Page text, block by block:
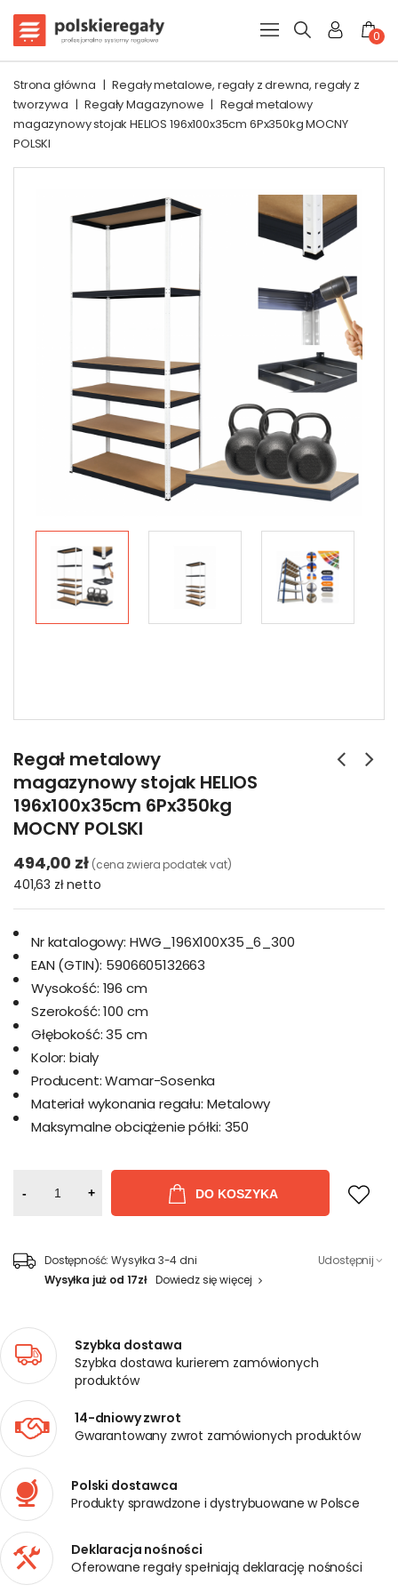
0
Strona główna | Regały metalowe, regały z drewna, regały z
tworzywa | Regały Magazynowe | Regał metalowy
magazynowy stojak HELIOS 196x100x35cm 6Px350kg MOCNY
POLSKI
Regał metalowy
magazynowy stojak HELIOS
196x100x35cm 6Px350kg
MOCNY POLSKI
494,00 zł (cena zwiera podatek vat)
401,63 złnetto
Nr katalogowy: HWG_196X100X35_6_300
EAN (GTIN): 5906605132663
Wysokość: 196 cm
Szerokość: 100 cm
Głębokość: 35 cm
Kolor: bialy
Producent: Wamar-Sosenka
Materiał wykonania regału: Metalowy
Maksymalne obciążenie półki: 350
- + DO KOSZYKA
Dostępność: Wysyłka 3-4 dni
Wysyłka już od 17zł Dowiedz się więcej
Udostępnij
Szybka dostawa
Szybka dostawa kurierem zamówionych
produktów
14-dniowy zwrot
Gwarantowany zwrot zamówionych produktów
Polski dostawca
Produkty sprawdzone i dystrybuowane w Polsce
Deklaracja nośności
Oferowane regały spełniają deklarację nośności